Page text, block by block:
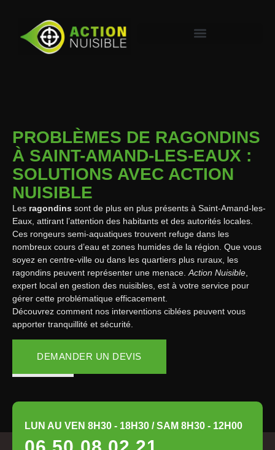
PROBLÈMES DE RAGONDINS
À SAINT-AMAND-LES-EAUX :
SOLUTIONS AVEC ACTION
NUISIBLE
Les ragondins sont de plus en plus présents à Saint-Amand-les-
Eaux, attirant l’attention des habitants et des autorités locales.
Ces rongeurs semi-aquatiques trouvent refuge dans les
nombreux cours d’eau et zones humides de la région. Que vous
soyez en centre-ville ou dans les quartiers plus ruraux, les
ragondins peuvent représenter une menace. Action Nuisible
expert local en gestion des nuisibles, est à votre service pour
gérer cette problématique efficacement.
Découvrez comment nos interventions ciblées peuvent vous
apporter tranquillité et sécurité.
DEMANDER UN DEVIS
LUN AU VEN 8H30 - 18H30 / SAM 8H30 - 12H00